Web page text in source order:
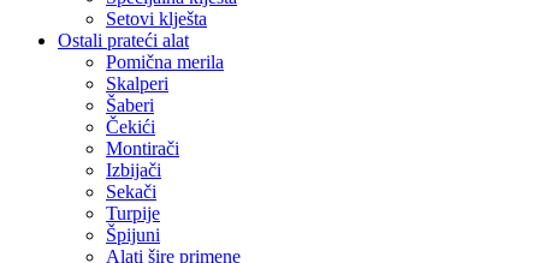
Setovi klješta
Ostali prateći alat
Pomična merila
Skalperi
Šaberi
Čekići
Montirači
Izbijači
Sekači
Turpije
Špijuni
Alati šire primene